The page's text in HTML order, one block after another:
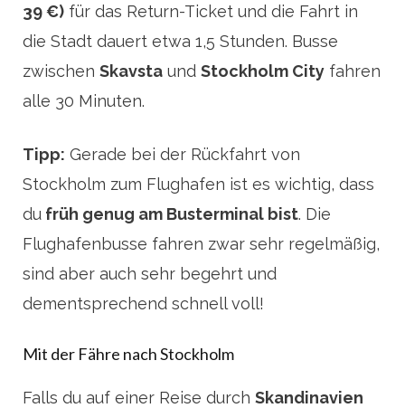
39 €) für das Return-Ticket und die Fahrt in
die Stadt dauert etwa 1,5 Stunden. Busse
zwischen Skavsta und Stockholm City fahren
alle 30 Minuten.
Tipp: Gerade bei der Rückfahrt von
Stockholm zum Flughafen ist es wichtig, dass
du früh genug am Busterminal bist. Die
Flughafenbusse fahren zwar sehr regelmäßig,
sind aber auch sehr begehrt und
dementsprechend schnell voll!
Mit der Fähre nach Stockholm
Falls du auf einer Reise durch Skandinavien